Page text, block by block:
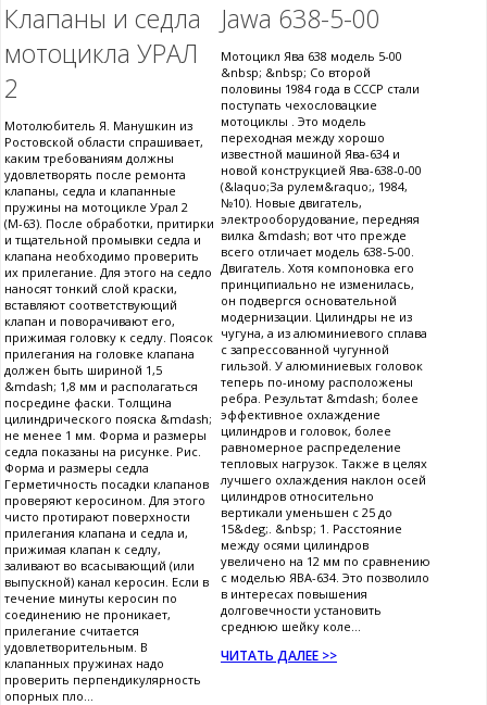
Клапаны и седла
мотоцикла УРАЛ
2
Мотолюбитель Я. Манушкин из
Ростовской области спрашивает,
каким требованиям должны
удовлетворять после ремонта
клапаны, седла и клапанные
пружины на мотоцикле Урал 2
(М-63). После обработки, притирки
и тщательной промывки седла и
клапана необходимо проверить
их прилегание. Для этого на седло
наносят тонкий слой краски,
вставляют соответствующий
клапан и поворачивают его,
прижимая головку к седлу. Поясок
прилегания на головке клапана
должен быть шириной 1,5
&mdash; 1,8 мм и располагаться
посредине фаски. Толщина
цилиндрического пояска &mdash;
не менее 1 мм. Форма и размеры
седла показаны на рисунке. Рис.
Форма и размеры седла
Герметичность посадки клапанов
проверяют керосином. Для этого
чисто протирают поверхности
прилегания клапана и седла и,
прижимая клапан к седлу,
заливают во всасывающий (или
выпускной) канал керосин. Если в
течение минуты керосин по
соединению не проникает,
прилегание считается
удовлетворительным. В
клапанных пружинах надо
проверить перпендикулярность
опорных пло...
Jawa 638-5-00
Мотоцикл Ява 638 модель 5-00
&nbsp; &nbsp; Со второй
половины 1984 года в СССР стали
поступать чехословацкие
мотоциклы . Это модель
переходная между хорошо
известной машиной Ява-634 и
новой конструкцией Ява-638-0-00
(&laquo;За рулем&raquo;, 1984,
№10). Новые двигатель,
электрооборудование, передняя
вилка &mdash; вот что прежде
всего отличает модель 638-5-00.
Двигатель. Хотя компоновка его
принципиально не изменилась,
он подвергся основательной
модернизации. Цилиндры не из
чугуна, а из алюминиевого сплава
с запрессованной чугунной
гильзой. У алюминиевых головок
теперь по-иному расположены
ребра. Результат &mdash; более
эффективное охлаждение
цилиндров и головок, более
равномерное распределение
тепловых нагрузок. Также в целях
лучшего охлаждения наклон осей
цилиндров относительно
вертикали уменьшен с 25 до
15&deg;. &nbsp; 1. Расстояние
между осями цилиндров
увеличено на 12 мм по сравнению
с моделью ЯВА-634. Это позволило
в интересах повышения
долговечности установить
среднюю шейку коле...
ЧИТАТЬ ДАЛЕЕ >>